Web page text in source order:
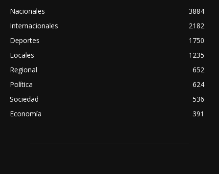
Nacionales
3884
Internacionales
2182
Deportes
1750
Locales
1235
Regional
652
Política
624
Sociedad
536
Economía
391